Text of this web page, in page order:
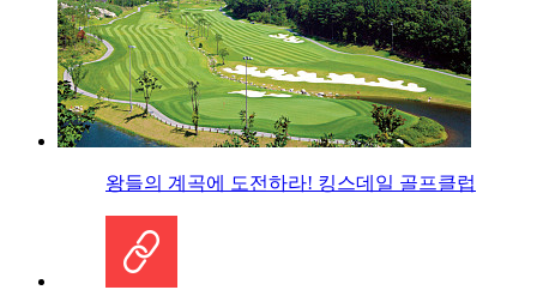
왕들의 계곡에 도전하라! 킹스데일 골프클럽